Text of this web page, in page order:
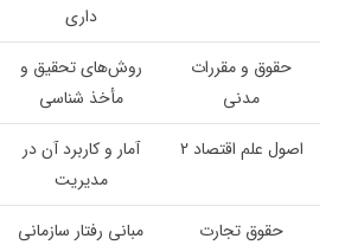
داری
حقوق و مقررات
مدنی
روش‌های تحقیق و
مأخذ شناسی
اصول علم اقتصاد 2
آمار و کاربرد آن در
مدیریت
حقوق تجارت
مبانی رفتار سازمانی